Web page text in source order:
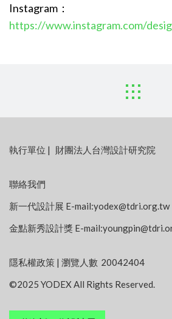
Instagram：
https://www.instagram.com/
:::
執行單位 | 財團法人台灣設計研究院
聯絡我們
新一代設計展 E-mail:yodex@tdri.org.tw
金點新秀設計獎 E-mail:
隱私權政策 | 瀏覽人數 20042404
©2025 YODEX All Rights Reserved.